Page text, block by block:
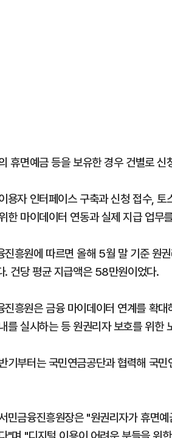
휴면예금 등을 보유한 경우 건별로
용자 인터페이스 구축과 신청 접수,
한 마이데이터 연동과 실제 지급 업무
진흥원에 따르면 올해 5월 말 기준 원
. 건당 평균 지급액은 58만원이었다.
진흥원은 금융 마이데이터 연계를 확
를 실시하는 등 원권리자 보호를 위한
기부터는 국민연금공단과 협력해 국
민금융진흥원장은 "원권리자가 휴면